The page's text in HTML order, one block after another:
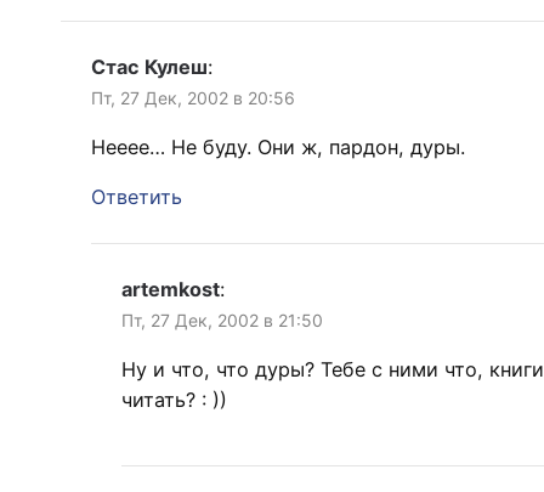
Стас Кулеш:
Пт, 27 Дек, 2002 в 20:56
Нееее… Не буду. Они ж, пардон, дуры.
Ответить
artemkost:
Пт, 27 Дек, 2002 в 21:50
Ну и что, что дуры? Тебе с ними что, книги
читать? : ))